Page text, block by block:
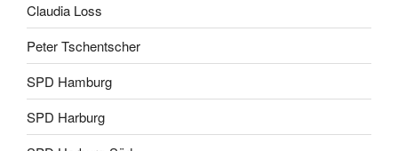
Claudia Loss
Peter Tschentscher
SPD Hamburg
SPD Harburg